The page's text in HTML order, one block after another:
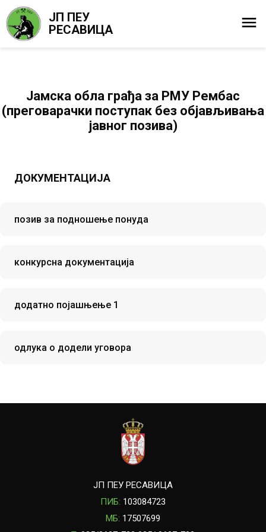
ЈП ПЕУ
РЕСАВИЦА
Јамска обла грађа за РМУ Рембас
(преговарачки поступак без објављивања
јавног позива)
ДОКУМЕНТАЦИЈА
позив за подношење понуда
конкурсна документација
додатно појашњење 1
одлука о додели уговора
ЈП ПЕУ РЕСАВИЦА
ПИБ: 103084723
МБ: 17507699